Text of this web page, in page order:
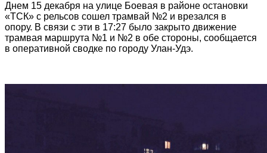
Днем 15 декабря на улице Боевая в районе остановки
«ТСК» с рельсов сошел трамвай №2 и врезался в
опору. В связи с эти в 17:27 было закрыто движение
трамвая маршрута №1 и №2 в обе стороны, сообщается
в оперативной сводке по городу Улан-Удэ.